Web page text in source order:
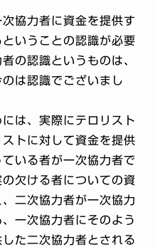
協力者に資金を提供す
いうことの認識が必要
の認識というものは、
は認識でございまし
は、実際にテロリスト
トに対して資金を提供
いる者が一次協力者で
欠ける者についての資
二次協力者が一次協力
一次協力者にそのよう
た二次協力者とされる